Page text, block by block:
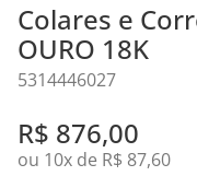
Colares e
OURO 18K
5314446027
R$ 876,00
ou 10x de R$ 87,60